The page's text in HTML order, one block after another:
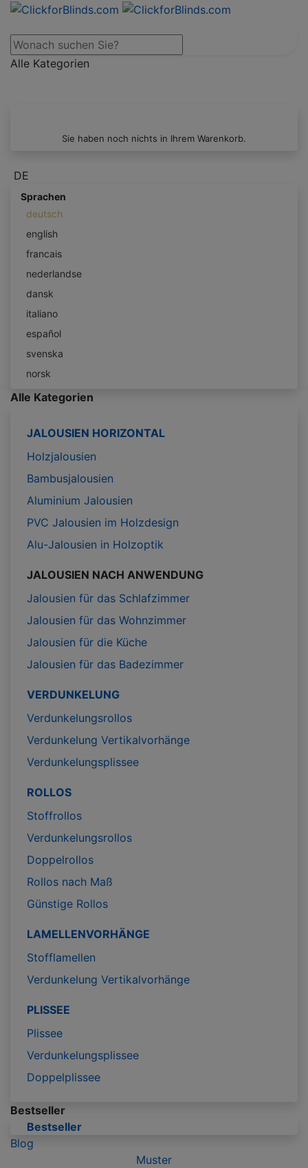
Alle Kategorien
Sie haben noch nichts in Ihrem Warenkorb.
DE
Sprachen
deutsch
english
francais
nederlandse
dansk
italiano
español
svenska
norsk
Alle Kategorien
JALOUSIEN HORIZONTAL
Holzjalousien
Bambusjalousien
Aluminium Jalousien
PVC Jalousien im Holzdesign
Alu-Jalousien in Holzoptik
JALOUSIEN NACH ANWENDUNG
Jalousien für das Schlafzimmer
Jalousien für das Wohnzimmer
Jalousien für die Küche
Jalousien für das Badezimmer
VERDUNKELUNG
Verdunkelungsrollos
Verdunkelung Vertikalvorhänge
Verdunkelungsplissee
ROLLOS
Stoffrollos
Verdunkelungsrollos
Doppelrollos
Rollos nach Maß
Günstige Rollos
LAMELLENVORHÄNGE
Stofflamellen
Verdunkelung Vertikalvorhänge
PLISSEE
Plissee
Verdunkelungsplissee
Doppelplissee
Bestseller
Bestseller
Blog
Muster